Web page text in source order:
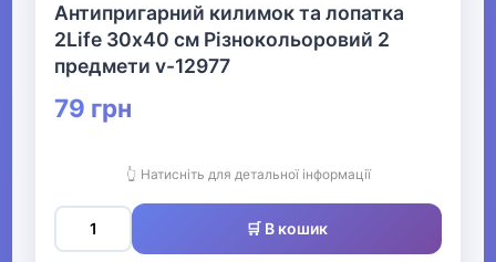
Антипригарний килимок та лопатка
2Life 30х40 см Різнокольоровий 2
предмети v-12977
79 грн
👆 Натисніть для детальної інформації
🛒 В кошик